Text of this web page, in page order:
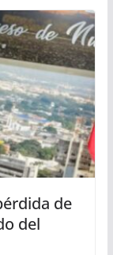
de
del